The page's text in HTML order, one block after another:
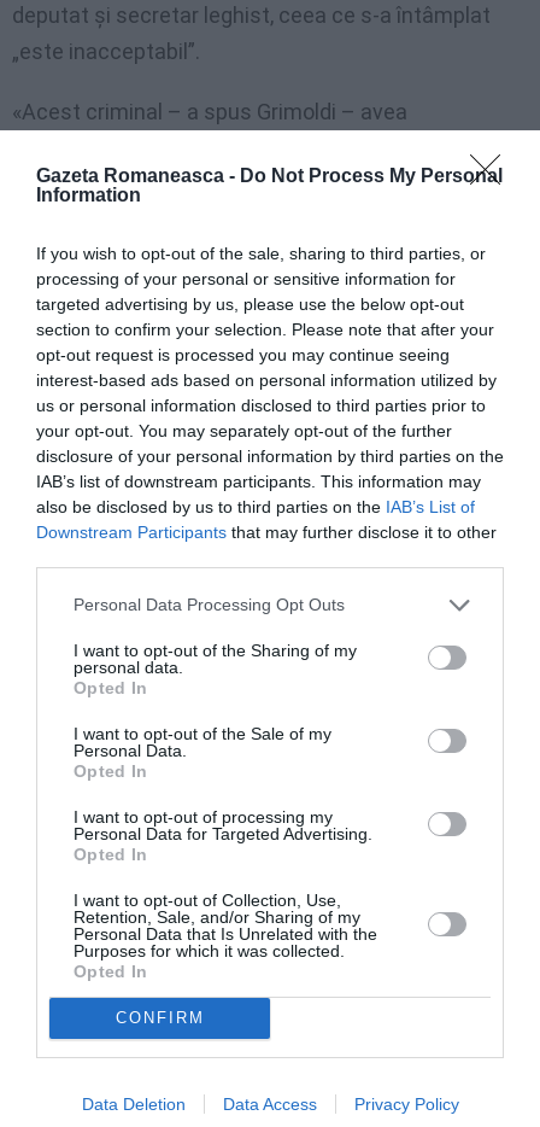
Gazeta Romaneasca - Do Not Process My Personal
Information
If you wish to opt-out of the sale, sharing to third parties, or
processing of your personal or sensitive information for
targeted advertising by us, please use the below opt-out
section to confirm your selection. Please note that after your
opt-out request is processed you may continue seeing
interest-based ads based on personal information utilized by
us or personal information disclosed to third parties prior to
your opt-out. You may separately opt-out of the further
disclosure of your personal information by third parties on the
IAB’s list of downstream participants. This information may
also be disclosed by us to third parties on the IAB’s List of
Downstream Participants that may further disclose it to other
Personal Data Processing Opt Outs
I want to opt-out of the Sharing of my
personal data.
Opted In
I want to opt-out of the Sale of my
Personal Data.
Opted In
I want to opt-out of processing my
Personal Data for Targeted Advertising.
Opted In
I want to opt-out of Collection, Use,
Retention, Sale, and/or Sharing of my
Personal Data that Is Unrelated with the
Purposes for which it was collected.
Opted In
CONFIRM
Data Deletion Data Access Privacy Policy
deputat şi secretar leghist, ceea ce s-a întâmplat
„este inacceptabil”.
«Acest criminal – a spus Grimoldi – avea
2015 fusese deja însoţit la frontieră». De aici
reaminti că în Lombardia – a încheiat – este nevoie
de mai mulţi oameni, mai multe resurse şi mijloace
pentru a se patrula mai bine teritoriul nostru».
Acuzaţii reciproce
Comentariul luiAlessandro Sorte (Forza Italia)
consilier regional pentru Infrastructură şi Mobilitate:
«Agresiunea asupra fetei din Treviglio – căreia îi
însănătoşire grabnică – este cu adevărat
fiindcă episodul denunţă starea de abandonare a
legalităţii care se trăieşte în regiunea noastră. O ţară
fără certitudinea legalităţii nu face bine propriilor
cetăţeni şi agresiunea din Cassano, încă o dată în
trenuri regionale, demonstrează că statul şi guvernul
lipsesc cu desăvârşire.
Munca Forţelor de Ordine – a încheiat Sorte –riscă
astfel să fie zădărnicită de incapacitatea capitalei
O bătaie de joc: delincvenţii expediaţi în ţara lor pe
uşă, intră pe geam».
declarat: «Problema siguranţei în trenuri trebuie